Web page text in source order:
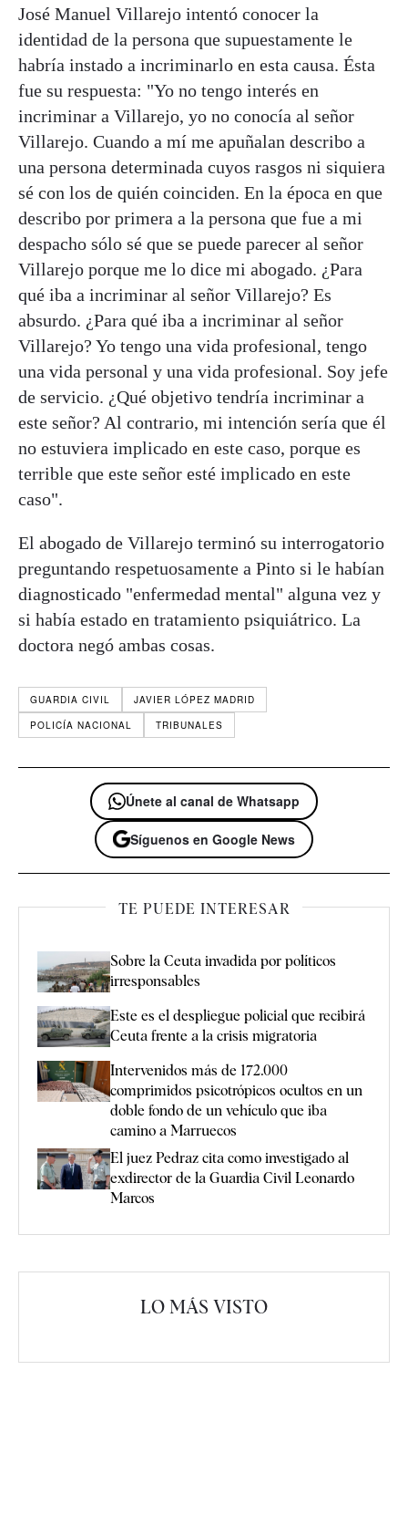
José Manuel Villarejo intentó conocer la
identidad de la persona que supuestamente le
habría instado a incriminarlo en esta causa. Ésta
fue su respuesta: "Yo no tengo interés en
incriminar a Villarejo, yo no conocía al señor
Villarejo. Cuando a mí me apuñalan describo a
una persona determinada cuyos rasgos ni siquiera
sé con los de quién coinciden. En la época en que
describo por primera a la persona que fue a mi
despacho sólo sé que se puede parecer al señor
Villarejo porque me lo dice mi abogado. ¿Para
qué iba a incriminar al señor Villarejo? Es
absurdo. ¿Para qué iba a incriminar al señor
Villarejo? Yo tengo una vida profesional, tengo
una vida personal y una vida profesional. Soy jefe
de servicio. ¿Qué objetivo tendría incriminar a
este señor? Al contrario, mi intención sería que él
no estuviera implicado en este caso, porque es
terrible que este señor esté implicado en este
caso".
El abogado de Villarejo terminó su interrogatorio
preguntando respetuosamente a Pinto si le habían
diagnosticado "enfermedad mental" alguna vez y
si había estado en tratamiento psiquiátrico. La
doctora negó ambas cosas.
GUARDIA CIVIL
JAVIER LÓPEZ MADRID
POLICÍA NACIONAL
TRIBUNALES
Únete al canal de Whatsapp
Síguenos en Google News
TE PUEDE INTERESAR
Sobre la Ceuta invadida por políticos
irresponsables
Este es el despliegue policial que recibirá
Ceuta frente a la crisis migratoria
Intervenidos más de 172.000
comprimidos psicotrópicos ocultos en un
doble fondo de un vehículo que iba
camino a Marruecos
El juez Pedraz cita como investigado al
exdirector de la Guardia Civil Leonardo
Marcos
LO MÁS VISTO